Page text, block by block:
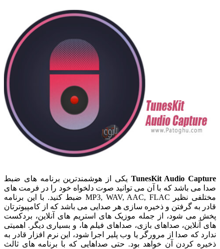
TunesKit Audio Capture یکی از هوشمندترین برنامه های ضبط
صدا می باشد که با آن می توانید صوت دلخواه خود را در فرمت های
مختلفی نظیر MP3, WAV, AAC, FLAC ضبط کنید. با این برنامه
قادر به گرفتن و ذخیره سازی هر صدایی می باشد که از کامپیوترتان
پخش می شود، از جمله موزیک های استریم های آنلاین، بردکست
های آنلاین، صداهای بازی، صداهای فیلم ها، و بسیاری دیگر. اهمیتی
ندارد که صدا از مرورگر یا وب پلیر اجرا شود، این نرم افزار قادر به
ذخیره کردن آن خواهد بود. حتی صداهایی که با برنامه های ثالث